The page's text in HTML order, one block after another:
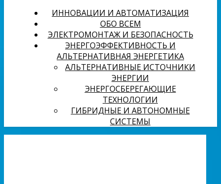
ИННОВАЦИИ И АВТОМАТИЗАЦИЯ
ОБО ВСЕМ
ЭЛЕКТРОМОНТАЖ И БЕЗОПАСНОСТЬ
ЭНЕРГОЭФФЕКТИВНОСТЬ И
АЛЬТЕРНАТИВНАЯ ЭНЕРГЕТИКА
АЛЬТЕРНАТИВНЫЕ ИСТОЧНИКИ
ЭНЕРГИИ
ЭНЕРГОСБЕРЕГАЮЩИЕ
ТЕХНОЛОГИИ
ГИБРИДНЫЕ И АВТОНОМНЫЕ
СИСТЕМЫ